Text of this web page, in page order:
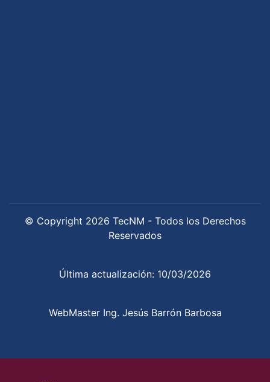
© Copyright 2026 TecNM - Todos los Derechos
Reservados
Última actualización: 10/03/2026
WebMaster Ing. Jesús Barrón Barbosa